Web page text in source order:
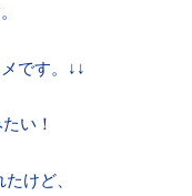
です。↓↓
い！
けど、